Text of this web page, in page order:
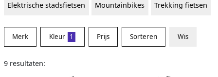
Elektrische stadsfietsen Mountainbikes Trekking fietsen
Merk Kleur 1 Prijs Sorteren Wis
9 resultaten: